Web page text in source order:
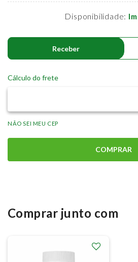
Disponibilidade:
Receber
Cálculo do frete
NÃO SEI MEU CEP
COMPRAR
Comprar junto com